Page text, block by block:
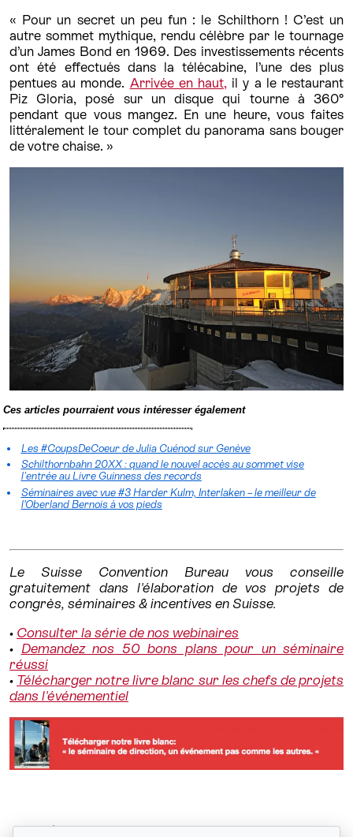
« Pour un secret un peu fun : le Schilthorn ! C’est un
autre sommet mythique, rendu célèbre par le tournage
d’un James Bond en 1969. Des investissements récents
ont été effectués dans la télécabine, l’une des plus
pentues au monde. Arrivée en haut, il y a le restaurant
Piz Gloria, posé sur un disque qui tourne à 360°
pendant que vous mangez. En une heure, vous faites
littéralement le tour complet du panorama sans bouger
de votre chaise. »
Ces articles pourraient vous intéresser également
Les #CoupsDeCoeur de Julia Cuénod sur Genève
Schilthornbahn 20XX : quand le nouvel accès au sommet vise
l'entrée au Livre Guinness des records
Séminaires avec vue #3 Harder Kulm, Interlaken – le meilleur de
l’Oberland Bernois à vos pieds
Le Suisse Convention Bureau vous conseille
gratuitement dans l'élaboration de vos projets de
congrès, séminaires & incentives en Suisse.
• Consulter la série de nos webinaires
• Demandez nos 50 bons plans pour un séminaire
réussi
• Télécharger notre livre blanc sur les chefs de projets
dans l'événementiel